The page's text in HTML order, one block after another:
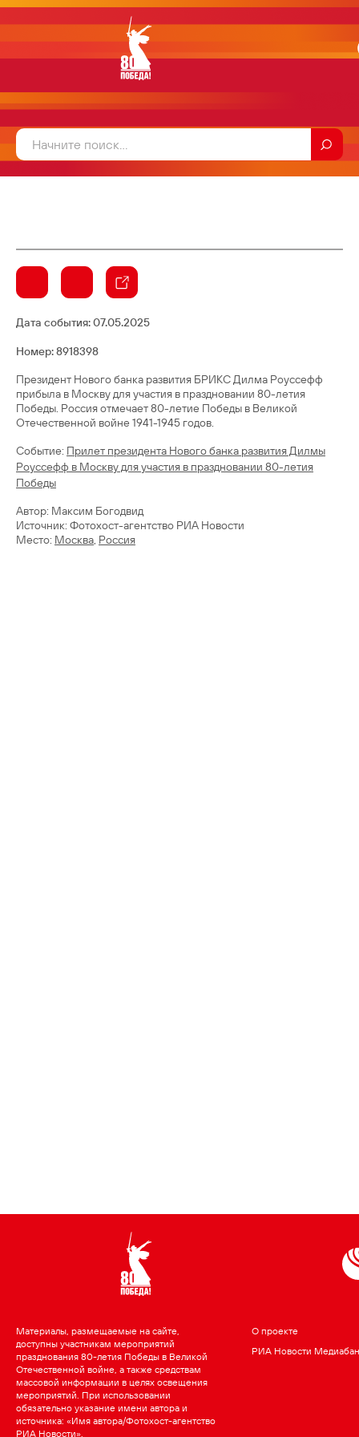
Дата события:07.05.2025
Номер: 8918398
Президент Нового банка развития БРИКС Дилма Роуссефф
прибыла в Москву для участия в праздновании 80-летия
Победы. Россия отмечает 80-летие Победы в Великой
Отечественной войне 1941-1945 годов.
Cобытие: Прилет президента Нового банка развития Дилмы
Роуссефф в Москву для участия в праздновании 80-летия
Победы
Автор: Максим Богодвид
Источник: Фотохост-агентство РИА Новости
Место: Москва, Россия
Материалы, размещаемые на сайте,
доступны участникам мероприятий
празднования 80-летия Победы в Великой
Отечественной войне, а также средствам
массовой информации в целях освещения
мероприятий. При использовании
обязательно указание имени автора и
источника: «Имя автора/Фотохост-агентство
РИА Новости».
О проекте
РИА Новости